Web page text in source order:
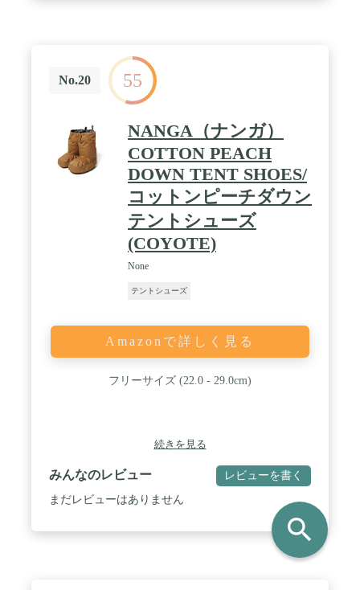
No.20 55
NANGA（ナンガ）
COTTON PEACH
DOWN TENT SHOES/
コットンピーチダウン
テントシューズ
(COYOTE)
None
テントシューズ
Amazonで詳しく見る
フリーサイズ (22.0 - 29.0cm)
続きを見る
みんなのレビュー レビューを書く
まだレビューはありません
search